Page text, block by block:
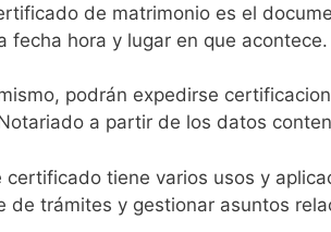
de matrimonio es el
fecha hora y lugar en que acontece.
podrán expedirse
a partir de los datos
certificado tiene varios usos y
de trámites y gestionar asuntos